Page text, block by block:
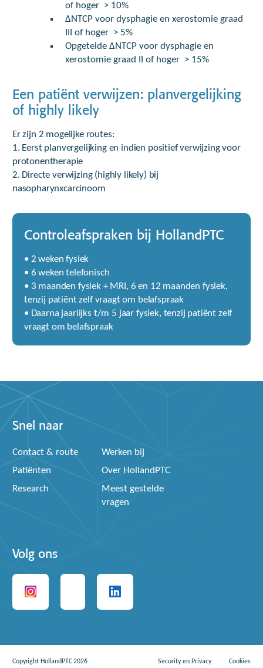
of hoger > 10%
ΔNTCP voor dysphagie en xerostomie graad
III of hoger > 5%
Opgetelde ΔNTCP voor dysphagie en
xerostomie graad II of hoger > 15%
Een patiënt verwijzen: planvergelijking
of highly likely
Er zijn 2 mogelijke routes:
1. Eerst planvergelijking en indien positief verwijzing voor
protonentherapie
2. Directe verwijzing (highly likely) bij
nasopharynxcarcinoom
Controleafspraken bij HollandPTC
• 2 weken fysiek
• 6 weken telefonisch
• 3 maanden fysiek + MRI, 6 en 12 maanden fysiek,
tenzij patiënt zelf vraagt om belafspraak
• Daarna jaarlijks t/m 5 jaar fysiek, tenzij patiënt zelf
vraagt om belafspraak
Snel naar
Contact & route
Werken bij
Patiënten
Over HollandPTC
Research
Meest gestelde
vragen
Volg ons
Copyright HollandPTC 2026 Security en Privacy Cookies